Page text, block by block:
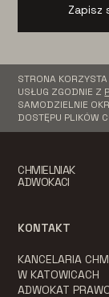
Zapisz
STRONA
USŁUG ZGODNIE Z
SAMODZIELNIE
DOSTĘPU PLIKÓW
CHMIELNIAK
ADWOKACI
KONTAKT
KANCELARIA
W KATOWICACH
ADWOKAT